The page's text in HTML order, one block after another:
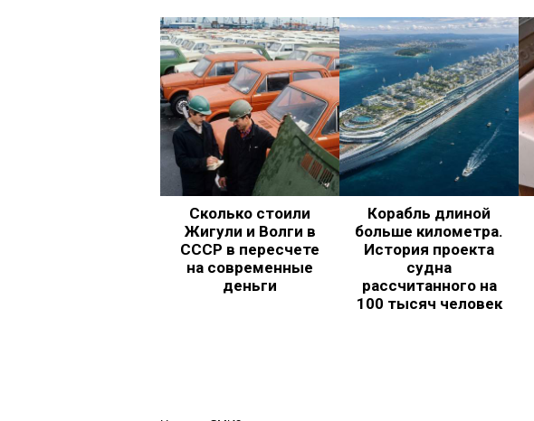
Сколько стоили
Жигули и Волги в
СССР в пересчете
на современные
деньги
Корабль длиной
больше километра.
История проекта
судна
рассчитанного на
100 тысяч человек